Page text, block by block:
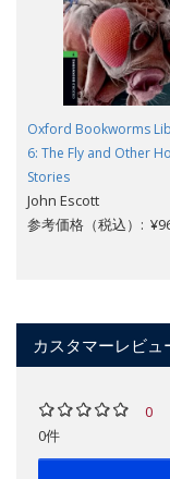
Oxford Bookworms
6: The Fly and Other
Stories
John Escott
参考価格（税込）:
カスタマーレビュ
0
0件